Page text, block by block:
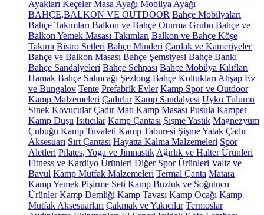
Ayakları Keçeler Masa Ayağı Mobilya Ayağı
BAHÇE,BALKON VE OUTDOOR Bahçe Mobilyaları
Bahçe Takımları Balkon ve Bahçe Oturma Grubu Bahçe ve
Balkon Yemek Masası Takımları Balkon ve Bahçe Köşe
Takımı Bistro Setleri Bahçe Minderi Çardak ve Kameriyeler
Bahçe ve Balkon Masası Bahçe Şemsiyesi Bahçe Bankı
Bahçe Sandalyeleri Bahçe Sehpası Bahçe Mobilya Kılıfları
Hamak Bahçe Salıncağı Şezlong Bahçe Koltukları Ahşap Ev
ve Bungalov Tente Prefabrik Evler Kamp Spor ve Outdoor
Kamp Malzemeleri Çadırlar Kamp Sandalyesi Uyku Tulumu
Sinek Kovucular Çadır Matı Kamp Masası Pusula Kampet
Kamp Duşu Isıtıcılar Kamp Çantası Şişme Yastık Magnezyum
Çubuğu Kamp Tuvaleti Kamp Taburesi Şişme Yatak Çadır
Aksesuarı Sırt Çantası Hayatta Kalma Malzemeleri Spor
Aletleri Pilates, Yoga ve Jimnastik Ağırlık ve Halter Ürünleri
Fitness ve Kardiyo Ürünleri Diğer Spor Ürünleri Valiz ve
Bavul Kamp Mutfak Malzemeleri Termal Çanta Matara
Kamp Yemek Pişirme Seti Kamp Buzluk ve Soğutucu
Ürünler Kamp Demliği Kamp Tavası Kamp Ocağı Kamp
Mutfak Aksesuarları Çakmak ve Yakıcılar Termoslar